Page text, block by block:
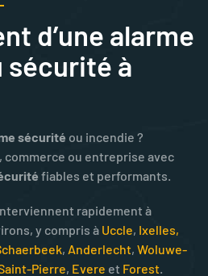
d’une alarme
sécurité à
sécurité ou incendie ?
commerce ou entreprise avec
fiables et performants.
rapidement à
y compris à Uccle, Ixelles,
, Anderlecht, Woluwe-
Pierre, Evere et Forest.